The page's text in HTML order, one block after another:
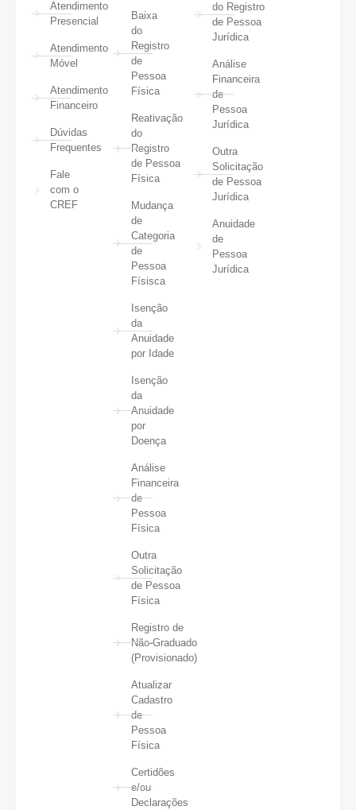
Atendimento
Presencial
Atendimento
Móvel
Atendimento
Financeiro
Dúvidas
Frequentes
Fale
com o
CREF
Baixa
do
Registro
de
Pessoa
Física
Reativação
do
Registro
de Pessoa
Física
Mudança
de
Categoria
de
Pessoa
Físisca
Isenção
da
Anuidade
por Idade
Isenção
da
Anuidade
por
Doença
Análise
Financeira
de
Pessoa
Física
Outra
Solicitação
de Pessoa
Física
Registro de
Não-Graduado
(Provisionado)
Atualizar
Cadastro
de
Pessoa
Física
Certidões
e/ou
Declarações
do Registro
de Pessoa
Jurídica
Análise
Financeira
de
Pessoa
Jurídica
Outra
Solicitação
de Pessoa
Jurídica
Anuidade
de
Pessoa
Jurídica